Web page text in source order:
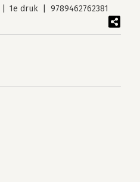
1e druk 9789462762381